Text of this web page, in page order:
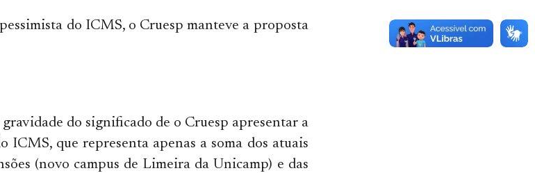
do ICMS, o Cruesp manteve a proposta
do significado de o Cruesp apresentar a
ICMS, que representa apenas a soma dos atuais
(novo campus de Limeira da Unicamp) e das